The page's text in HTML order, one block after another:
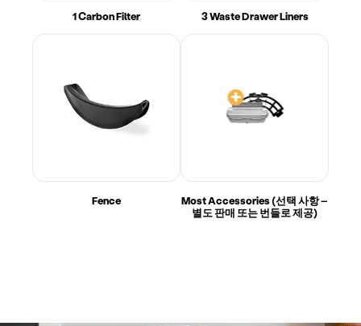
1 Carbon Filter 3 Waste Drawer Liners
Fence
Most Accessories (선택 사항 –
별도 판매 또는 번들로 제공)